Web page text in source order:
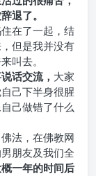
退了。
在了一起，结
但是我并没有
叫去。
话交流， 大家
己下半身很腥
己做错了什么
法，在佛教网
朋友及我们全
一年的时间后